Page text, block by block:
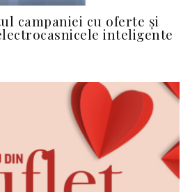
campaniei cu oferte și
inteligente